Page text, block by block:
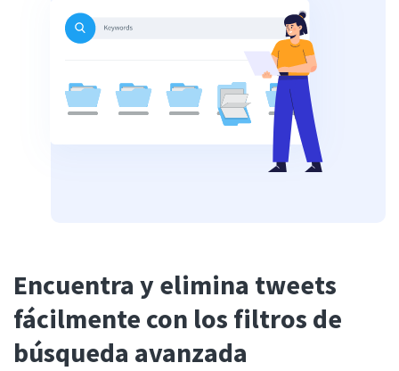
Encuentra y elimina tweets
fácilmente con los filtros de
búsqueda avanzada